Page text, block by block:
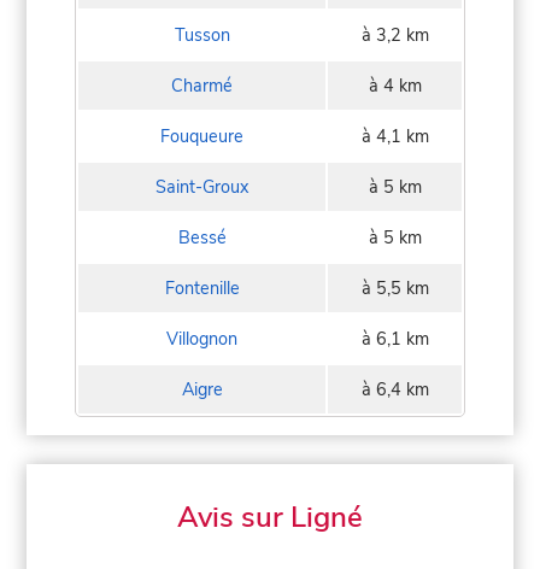
Tusson à 3,2 km
Charmé à 4 km
Fouqueure à 4,1 km
Saint-Groux à 5 km
Bessé à 5 km
Fontenille à 5,5 km
Villognon à 6,1 km
Aigre à 6,4 km
Avis sur Ligné